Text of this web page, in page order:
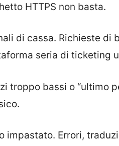
HTTPS non basta.
di cassa. Richieste di
seria di ticketing
troppo bassi o “ultimo
impastato. Errori,